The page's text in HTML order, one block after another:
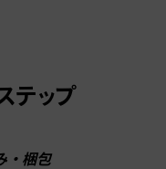
テップ
・梱包